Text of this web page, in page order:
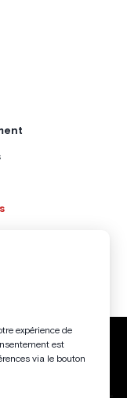
expérience de
est
via le bouton
générales